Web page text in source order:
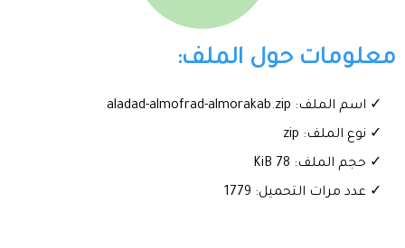
معلومات حول الملف:
✓ اسم الملف: aladad-almofrad-almorakab.zip
✓ نوع الملف: zip
✓ حجم الملف: 78 KiB
✓ عدد مرات التحميل: 1779